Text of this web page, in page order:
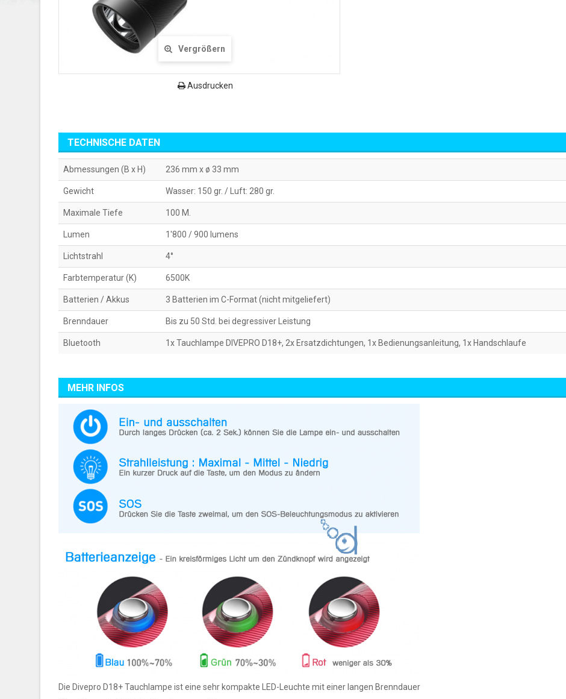
Vergrößern
Ausdrucken
TECHNISCHE DATEN
Abmessungen (B x H) 236 mm x ø 33 mm
Gewicht Wasser: 150 gr. / Luft: 280 gr.
Maximale Tiefe 100 M.
Lumen 1'800 / 900 lumens
Lichtstrahl 4°
Farbtemperatur (K) 6500K
Batterien / Akkus 3 Batterien im C-Format (nicht mitgeliefert)
Brenndauer Bis zu 50 Std. bei degressiver Leistung
Bluetooth 1x Tauchlampe DIVEPRO D18+, 2x Ersatzdichtungen, 1x Bedienungsanleitung, 1x Handschlaufe
MEHR INFOS
Die Divepro D18+ Tauchlampe ist eine sehr kompakte LED-Leuchte mit einer langen Brenndauer